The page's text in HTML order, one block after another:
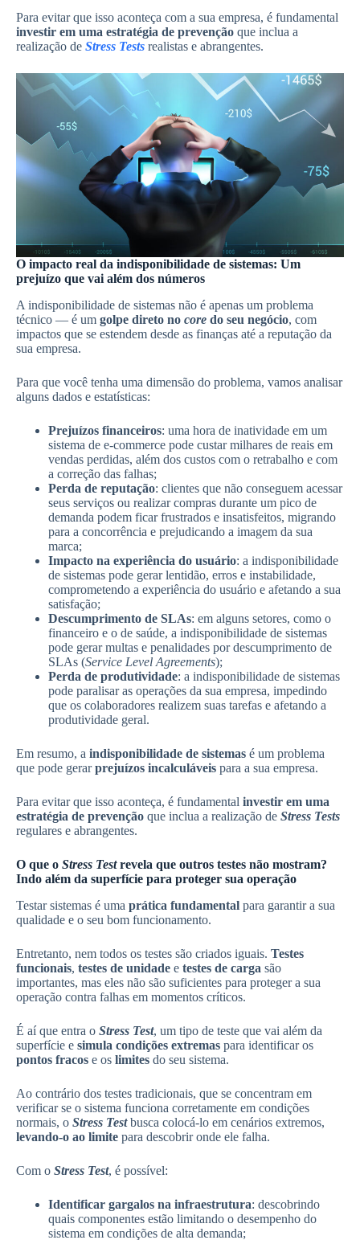
Para evitar que isso aconteça com a sua empresa, é fundamental
investir em uma estratégia de prevenção que inclua a
realização de Stress Tests realistas e abrangentes.
O impacto real da indisponibilidade de sistemas: Um
prejuízo que vai além dos números
A indisponibilidade de sistemas não é apenas um problema
técnico — é um golpe direto no core do seu negócio, com
impactos que se estendem desde as finanças até a reputação da
sua empresa.
Para que você tenha uma dimensão do problema, vamos analisar
alguns dados e estatísticas:
Prejuízos financeiros: uma hora de inatividade em um
sistema de e-commerce pode custar milhares de reais em
vendas perdidas, além dos custos com o retrabalho e com
a correção das falhas;
Perda de reputação: clientes que não conseguem acessar
seus serviços ou realizar compras durante um pico de
demanda podem ficar frustrados e insatisfeitos, migrando
para a concorrência e prejudicando a imagem da sua
marca;
Impacto na experiência do usuário: a indisponibilidade
de sistemas pode gerar lentidão, erros e instabilidade,
comprometendo a experiência do usuário e afetando a sua
satisfação;
Descumprimento de SLAs: em alguns setores, como o
financeiro e o de saúde, a indisponibilidade de sistemas
pode gerar multas e penalidades por descumprimento de
SLAs (Service Level Agreements);
Perda de produtividade: a indisponibilidade de sistemas
pode paralisar as operações da sua empresa, impedindo
que os colaboradores realizem suas tarefas e afetando a
produtividade geral.
Em resumo, a indisponibilidade de sistemas é um problema
que pode gerarprejuízos incalculáveis para a sua empresa.
Para evitar que isso aconteça, é fundamental investir em uma
estratégia de prevenção que inclua a realização de Stress Tests
regulares e abrangentes.
O que o Stress Testrevela que outros testes não mostram?
Indo além da superfície para proteger sua operação
Testar sistemas é uma prática fundamental para garantir a sua
qualidade e o seu bom funcionamento.
Entretanto, nem todos os testes são criados iguais. Testes
funcionais, testes de unidade e testes de carga são
importantes, mas eles não são suficientes para proteger a sua
operação contra falhas em momentos críticos.
É aí que entra o Stress Test, um tipo de teste que vai além da
superfície e simula condições extremas para identificar os
pontos fracos e os limites do seu sistema.
Ao contrário dos testes tradicionais, que se concentram em
verificar se o sistema funciona corretamente em condições
normais, o Stress Testbusca colocá-lo em cenários extremos,
levando-o ao limite para descobrir onde ele falha.
Com o Stress Test, é possível:
Identificar gargalos na infraestrutura: descobrindo
quais componentes estão limitando o desempenho do
sistema em condições de alta demanda;